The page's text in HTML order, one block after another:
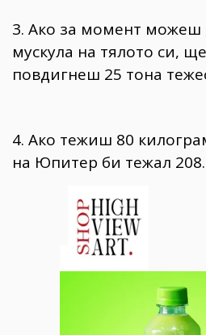
ПОСЛЕДВАЙТЕ
НИ
3. Ако за момент можеш
мускула на тялото си,
повдигнеш 25 тона
4. Ако тежиш 80
на Юпитер би тежал 208.